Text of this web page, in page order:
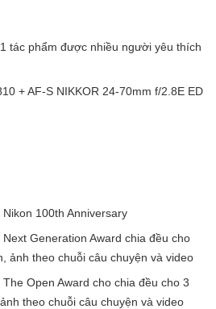
tác phẩm được nhiều người yêu thích
+ AF-S NIKKOR 24-70mm f/2.8E ED
100th Anniversary
Generation Award chia đều cho
ảnh theo chuỗi câu chuyện và video
Open Award cho chia đều cho 3
theo chuỗi câu chuyện và video